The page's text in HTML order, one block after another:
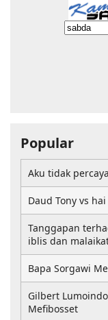
Popular
Aku tidak
Daud Tony vs
Tanggapan
iblis dan
Bapa Sorgawi
Gilbert
Mefibosset